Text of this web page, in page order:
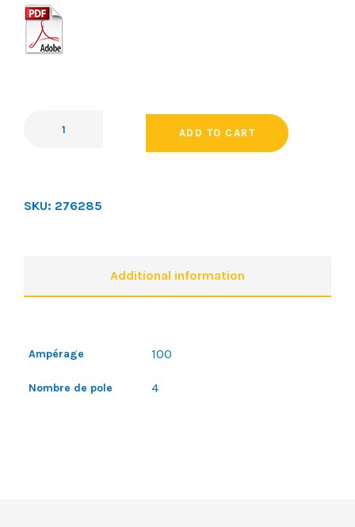
ADD TO CART
SKU: 276285
Additional information
Ampérage 100
Nombre de pole 4